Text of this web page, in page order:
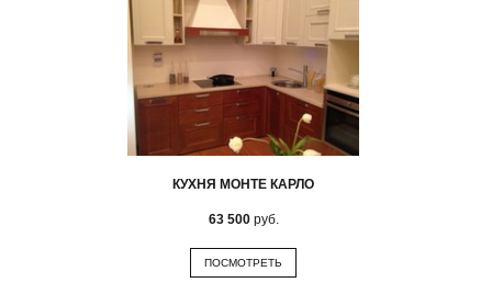
КУХНЯ МОНТЕ КАРЛО
63 500руб.
ПОСМОТРЕТЬ